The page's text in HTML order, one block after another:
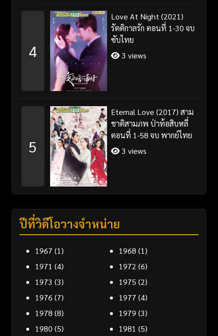
4
Love At Night (2021)
รัตติกาลรัก ตอนที่ 1-30 จบ
ซับไทย
3 views
5
Eternal Love (2017) สาม
ชาติสามภพ ป่าท้อสิบหลี่
ตอนที่ 1-58 จบ พากย์ไทย
3 views
ปีที่วิดีโอวางจำหน่าย
1967 (1) 1968 (1)
1971 (4) 1972 (6)
1973 (3) 1975 (2)
1976 (7) 1977 (4)
1978 (8) 1979 (3)
1980 (5) 1981 (5)